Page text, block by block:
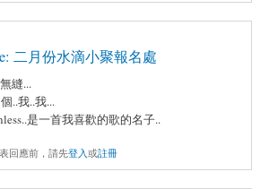
二月份水滴小聚報名處
縫...
..我..我...
是一首我喜歡的歌的名子..
回應前，請先登入或註冊